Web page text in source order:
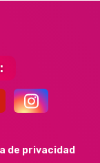
de privacidad